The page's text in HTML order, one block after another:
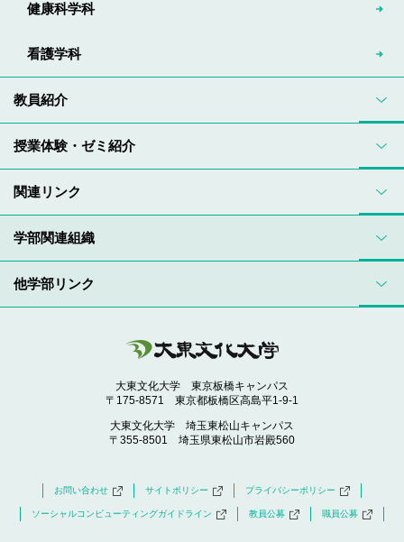
学部関連組織
他学部リンク
大東文化大学 東京板橋キャンパス
〒175-8571 東京都板橋区高島平1-9-1
大東文化大学 埼玉東松山キャンパス
〒355-8501 埼玉県東松山市岩殿560
お問い合わせ サイトポリシー プライバシーポリシー
ソーシャルコンピューティングガイドライン 教員公募 職員公募
健康科学科
看護学科
教員紹介
授業体験・ゼミ紹介
関連リンク